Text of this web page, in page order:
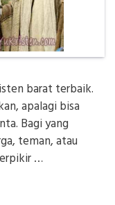
barat terbaik.
apalagi bisa
Bagi yang
teman, atau
…